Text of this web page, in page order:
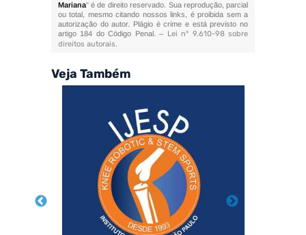
Mariana" é de direito reservado. Sua reprodução, parcial
ou total, mesmo citando nossos links, é proibida sem a
autorização do autor. Plágio é crime e está previsto no
artigo 184 do Código Penal. – Lei n° 9.610-98 sobre
direitos autorais.
Veja Também